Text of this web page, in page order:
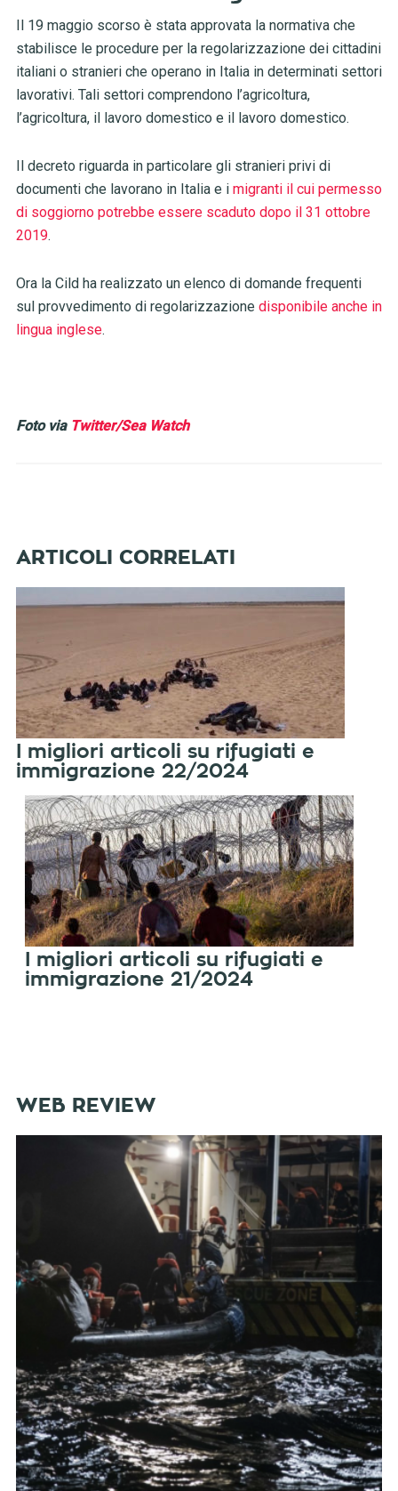
Il 19 maggio scorso è stata approvata la normativa che
stabilisce le procedure per la regolarizzazione dei cittadini
italiani o stranieri che operano in Italia in determinati settori
lavorativi. Tali settori comprendono l’agricoltura,
l’agricoltura, il lavoro domestico e il lavoro domestico.
Il decreto riguarda in particolare gli stranieri privi di
documenti che lavorano in Italia e i migranti il cui permesso
di soggiorno potrebbe essere scaduto dopo il 31 ottobre
2019.
Ora la Cild ha realizzato un elenco di domande frequenti
sul provvedimento di regolarizzazione disponibile anche in
lingua inglese.
Foto via Twitter/Sea Watch
I migliori articoli su rifugiati e
immigrazione 22/2024
I migliori articoli su rifugiati e
immigrazione 21/2024
WEB REVIEW